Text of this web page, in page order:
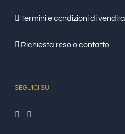
Termini e condizioni di vendita
Richiesta reso o contatto
SEGUICI SU